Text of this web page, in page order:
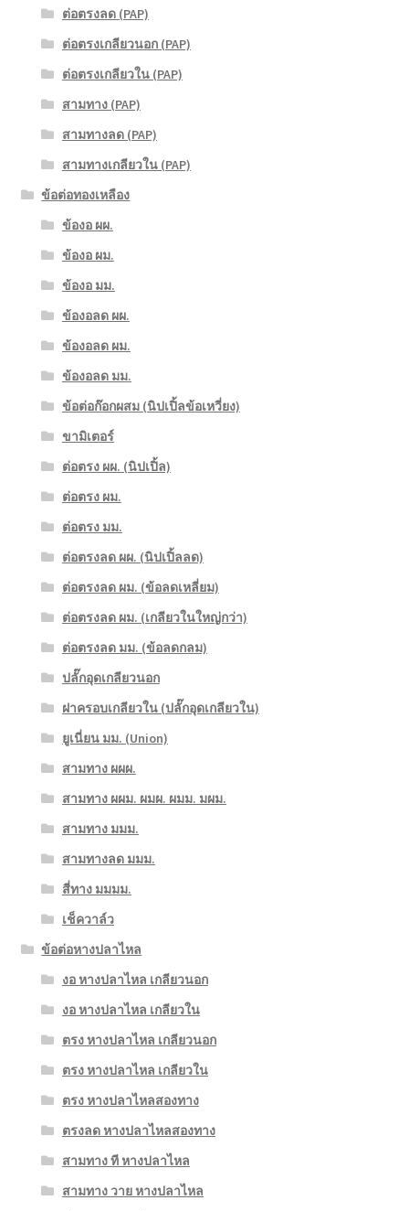
ต่อตรงลด (PAP)
ต่อตรงเกลียวนอก (PAP)
ต่อตรงเกลียวใน (PAP)
สามทาง (PAP)
สามทางลด (PAP)
สามทางเกลียวใน (PAP)
ข้อต่อทองเหลือง
ข้องอ ผผ.
ข้องอ ผม.
ข้องอ มม.
ข้องอลด ผผ.
ข้องอลด ผม.
ข้องอลด มม.
ข้อต่อก๊อกผสม (นิปเปิ้ลข้อเหวี่ยง)
ขามิเตอร์
ต่อตรง ผผ. (นิปเปิ้ล)
ต่อตรง ผม.
ต่อตรง มม.
ต่อตรงลด ผผ. (นิปเปิ้ลลด)
ต่อตรงลด ผม. (ข้อลดเหลี่ยม)
ต่อตรงลด ผม. (เกลียวในใหญ่กว่า)
ต่อตรงลด มม. (ข้อลดกลม)
ปลั๊กอุดเกลียวนอก
ฝาครอบเกลียวใน (ปลั๊กอุดเกลียวใน)
ยูเนี่ยน มม. (Union)
สามทาง ผผผ.
สามทาง ผผม. ผมผ. ผมม. มผม.
สามทาง มมม.
สามทางลด มมม.
สี่ทาง มมมม.
เช็ควาล์ว
ข้อต่อหางปลาไหล
งอ หางปลาไหล เกลียวนอก
งอ หางปลาไหล เกลียวใน
ตรง หางปลาไหล เกลียวนอก
ตรง หางปลาไหล เกลียวใน
ตรง หางปลาไหลสองทาง
ตรงลด หางปลาไหลสองทาง
สามทาง ที หางปลาไหล
สามทาง วาย หางปลาไหล